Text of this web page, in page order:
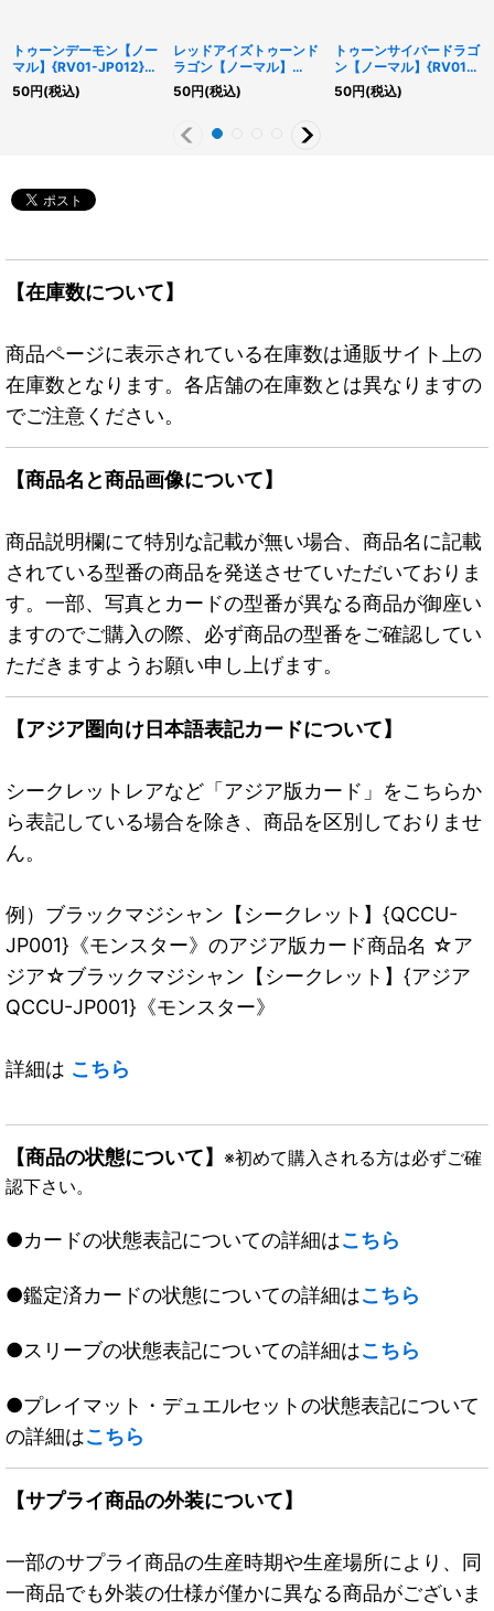
トゥーンデーモン【ノー
マル】{RV01-JP012}
《モンスター》
50円(税込)
レッドアイズトゥーンド
ラゴン【ノーマル】
{RV01-JP011}《モンス
ター》
50円(税込)
トゥーンサイバードラゴ
ン【ノーマル】{RV01-
JP014}《モンスター》
50円(税込)
【在庫数について】
商品ページに表示されている在庫数は通販サイト上の
在庫数となります。各店舗の在庫数とは異なりますの
でご注意ください。
【商品名と商品画像について】
商品説明欄にて特別な記載が無い場合、商品名に記載
されている型番の商品を発送させていただいておりま
す。一部、写真とカードの型番が異なる商品が御座い
ますのでご購入の際、必ず商品の型番をご確認してい
ただきますようお願い申し上げます。
【アジア圏向け日本語表記カードについて】
シークレットレアなど「アジア版カード」をこちらか
ら表記している場合を除き、商品を区別しておりませ
ん。
例）ブラックマジシャン【シークレット】{QCCU-
JP001}《モンスター》のアジア版カード商品名 ☆ア
ジア☆ブラックマジシャン【シークレット】{アジア
QCCU-JP001}《モンスター》
詳細は こちら
【商品の状態について】 ※初めて購入される方は必ずご確
認下さい。
●カードの状態表記についての詳細はこちら
●鑑定済カードの状態についての詳細はこちら
●スリーブの状態表記についての詳細はこちら
●プレイマット・デュエルセットの状態表記について
の詳細はこちら
【サプライ商品の外装について】
一部のサプライ商品の生産時期や生産場所により、同
一商品でも外装の仕様が僅かに異なる商品がございま